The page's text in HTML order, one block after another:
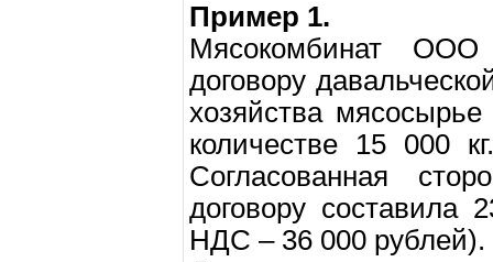
Пример 1.
Мясокомбинат
договору
хозяйства
количестве 15 000
Согласованная
договору составила
НДС – 36 000 рублей).